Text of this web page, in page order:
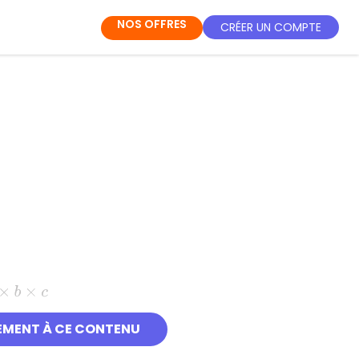
NOS OFFRES CRÉER UN COMPTE
À CE CONTENU
b ×c